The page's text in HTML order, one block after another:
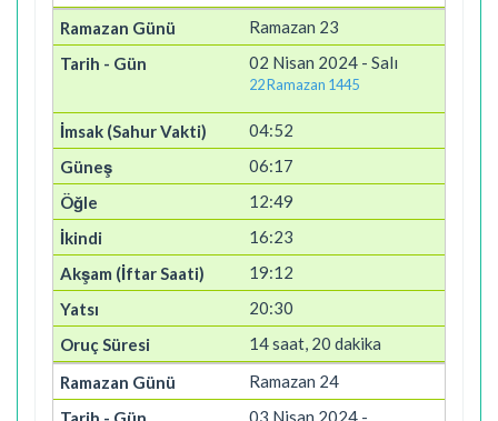
Ramazan 23
02 Nisan 2024 - Salı
22 Ramazan 1445
04:52
06:17
12:49
16:23
19:12
20:30
14 saat, 20 dakika
Ramazan 24
03 Nisan 2024 -